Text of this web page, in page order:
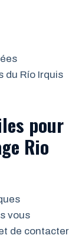
du Río Irquis
pour
Rio
vous
de contacter